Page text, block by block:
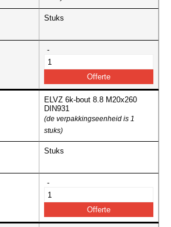
Stuks
-
ELVZ 6k-bout 8.8 M20x260
DIN931
(de verpakkingseenheid is 1
stuks)
Stuks
-